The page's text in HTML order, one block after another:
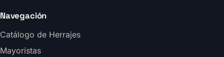
Navegación
Catálogo de Herrajes
Mayoristas